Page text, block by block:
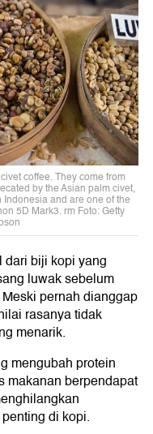
coffee. They come from
by the Asian palm civet,
and are one of the
5D Mark3. rm Foto: Getty
biji kopi yang
luwak sebelum
pernah dianggap
rasanya tidak
menarik.
mengubah protein
makanan berpendapat
di kopi.